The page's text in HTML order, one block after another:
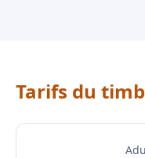
Tarifs du